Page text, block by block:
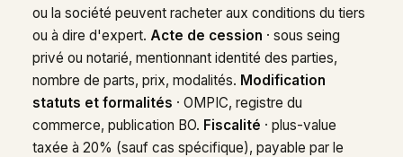
ou la société peuvent racheter aux conditions du tiers
ou à dire d'expert. Acte de cession · sous seing
privé ou notarié, mentionnant identité des parties,
nombre de parts, prix, modalités. Modification
statuts et formalités · OMPIC, registre du
commerce, publication BO. Fiscalité · plus-value
taxée à 20% (sauf cas spécifique), payable par le